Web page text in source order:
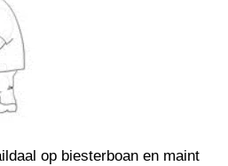
op biesterboan en maint